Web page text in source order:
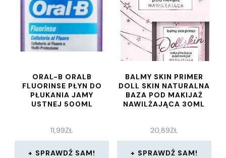
ORAL-B ORALB
FLUORINSE PŁYN DO
PŁUKANIA JAMY
USTNEJ 500ML
11,99ZŁ
SPRAWDŹ SAM!
BALMY SKIN PRIMER
DOLL SKIN NATURALNA
BAZA POD MAKIJAŻ
NAWILŻAJĄCA 30ML
20,89ZŁ
SPRAWDŹ SAM!